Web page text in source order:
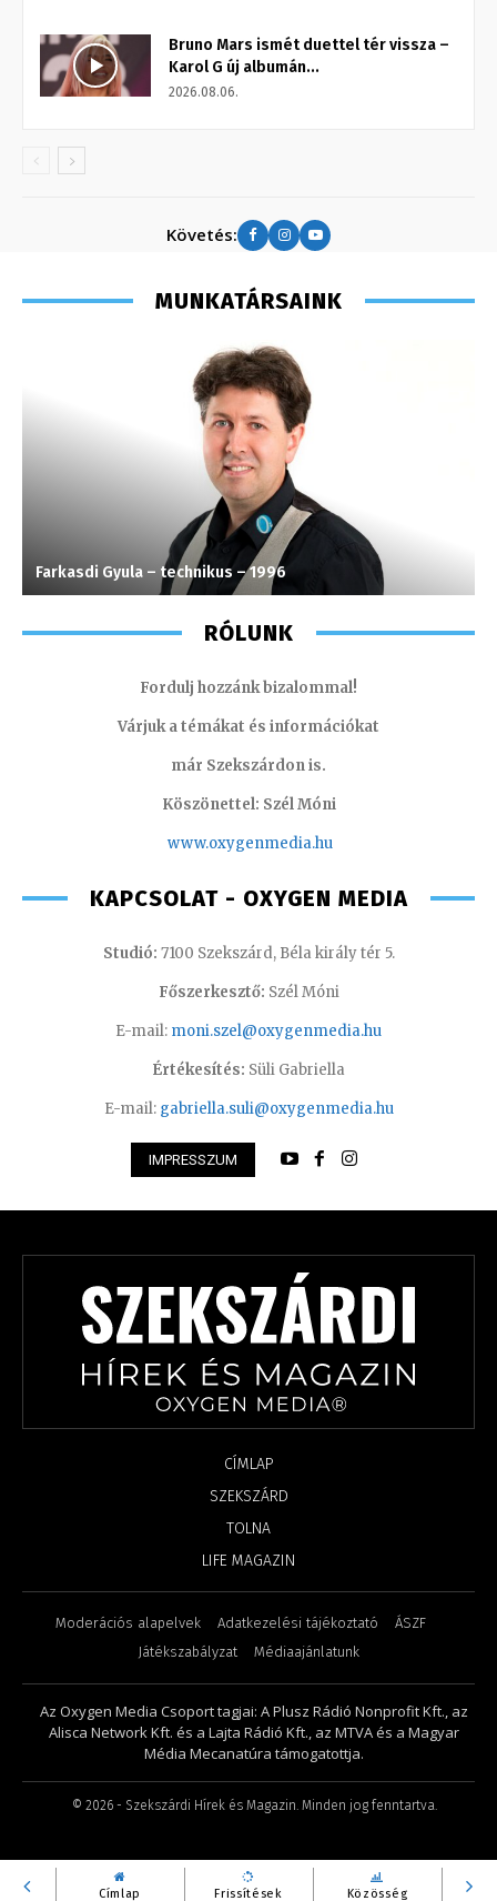
Címlap Frissítések Közösség
Bruno Mars ismét duettel tér vissza –
Karol G új albumán...
2026.08.06.
Követés:
MUNKATÁRSAINK
Farkasdi Gyula – technikus – 1996
RÓLUNK
Fordulj hozzánk bizalommal!
Várjuk a témákat és információkat
már Szekszárdon is.
Köszönettel: Szél Móni
www.oxygenmedia.hu
KAPCSOLAT - OXYGEN MEDIA
Studió: 7100 Szekszárd, Béla király tér 5.
Főszerkesztő: Szél Móni
E-mail: moni.szel@oxygenmedia.hu
Értékesítés: Süli Gabriella
E-mail: gabriella.suli@oxygenmedia.hu
IMPRESSZUM
CÍMLAP
SZEKSZÁRD
TOLNA
LIFE MAGAZIN
Moderációs alapelvek Adatkezelési tájékoztató
ÁSZF
Játékszabályzat
Médiaajánlatunk
Az Oxygen Media Csoport tagjai: A Plusz Rádió Nonprofit Kft., az
Alisca Network Kft. és a Lajta Rádió Kft., az MTVA és a Magyar
Média Mecanatúra támogatottja.
© 2026- Szekszárdi Hírek és Magazin. Minden jog fenntartva.